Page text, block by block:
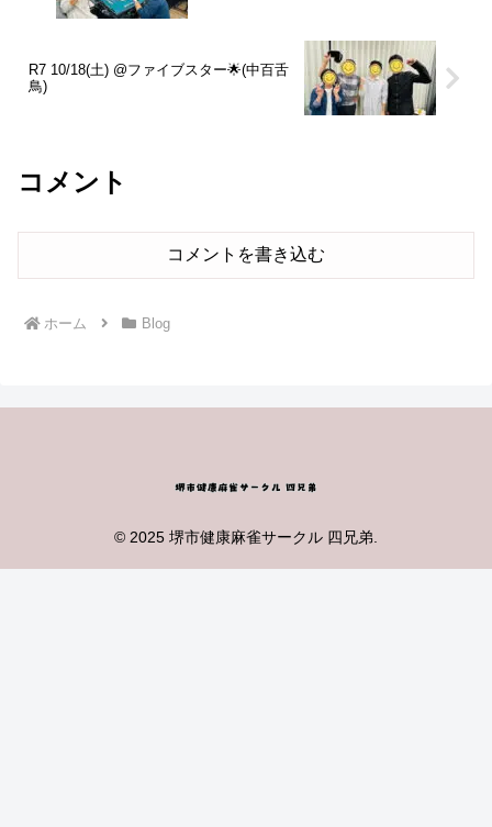
R7 10/18(土) @ファイブスター🌟(中百舌
鳥)
コメント
コメントを書き込む
ホーム Blog
© 2025 堺市健康麻雀サークル 四兄弟.